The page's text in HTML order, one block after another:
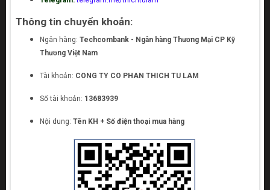
Thông tin chuyển khoản:
Ngân hàng: Techcombank - Ngân hàng Thương Mại CP Kỹ
Thương Việt Nam
Tài khoản: CONG TY CO PHAN THICH TU LAM
Số tài khoản: 13683939
Nội dung: Tên KH + Số điện thoại mua hàng